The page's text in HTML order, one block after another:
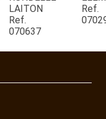
LAITON
Ref.
070637
Ref.